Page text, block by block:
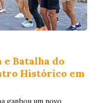
e Batalha do
Histórico em
ganhou um novo